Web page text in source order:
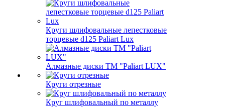
Круги шлифовальные лепестковые
торцевые d125 Paliart Lux
Алмазные диски ТМ "Paliart LUX"
Круги отрезные
Круг шлифовальный по металлу